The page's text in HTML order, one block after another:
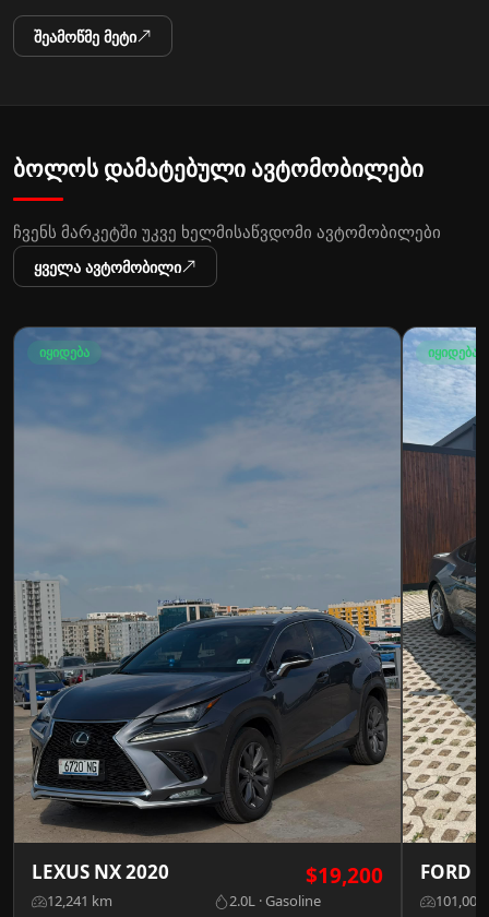
შეამოწმე მეტი
ბოლოს დამატებული ავტომობილები
ჩვენს მარკეტში უკვე ხელმისაწვდომი ავტომობილები
ყველა ავტომობილი
იყიდება
LEXUS NX 2020 $19,200
12,241 km
2.0L · Gasoline
იყიდება
FORD